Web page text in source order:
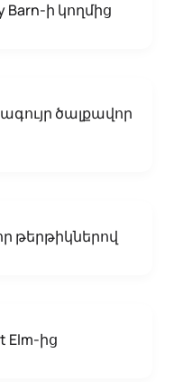
Barn-ի կողմից
ծալքավոր
թերթիկներով
Elm-ից